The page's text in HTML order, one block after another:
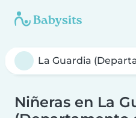
Niñeras en La